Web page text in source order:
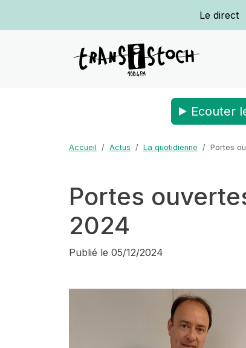
Le direct
Ecouter
Accueil Actus La quotidienne Portes
Portes
2024
Publié le 05/12/2024